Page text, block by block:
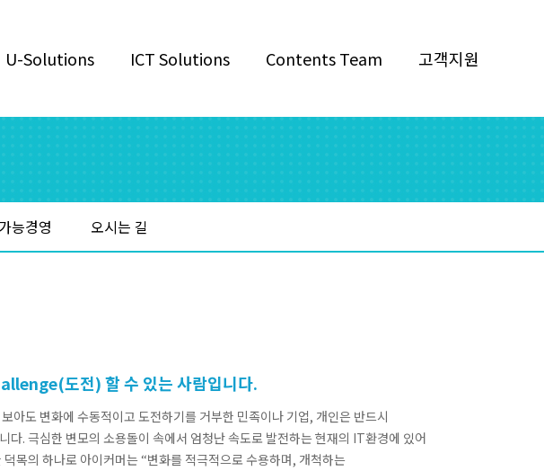
U-Solutions ICT Solutions Contents Team 고객지원
능경영 오시는 길
도전) 할 수 있는 사람입니다.
아도 변화에 수동적이고 도전하기를 거부한 민족이나 기업, 개인은 반드시
다. 극심한 변모의 소용돌이 속에서 엄청난 속도로 발전하는 현재의 IT환경에 있어
덕목의 하나로 아이커머는 “변화를 적극적으로 수용하며, 개척하는